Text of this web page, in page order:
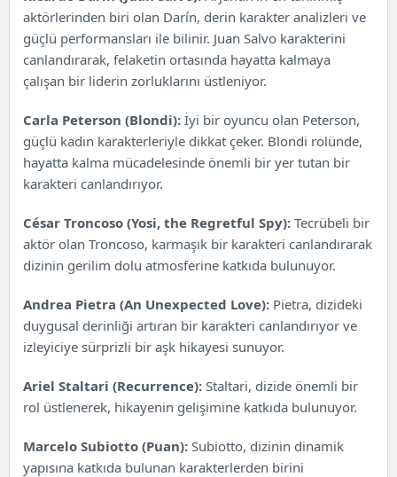
aktörlerinden biri olan Darín, derin karakter analizleri ve
güçlü performansları ile bilinir. Juan Salvo karakterini
canlandırarak, felaketin ortasında hayatta kalmaya
çalışan bir liderin zorluklarını üstleniyor.
Carla Peterson (Blondi): İyi bir oyuncu olan Peterson,
güçlü kadın karakterleriyle dikkat çeker. Blondi rolünde,
hayatta kalma mücadelesinde önemli bir yer tutan bir
karakteri canlandırıyor.
César Troncoso (Yosi, the Regretful Spy): Tecrübeli bir
aktör olan Troncoso, karmaşık bir karakteri canlandırarak
dizinin gerilim dolu atmosferine katkıda bulunuyor.
Andrea Pietra (An Unexpected Love): Pietra, dizideki
duygusal derinliği artıran bir karakteri canlandırıyor ve
izleyiciye sürprizli bir aşk hikayesi sunuyor.
Ariel Staltari (Recurrence): Staltari, dizide önemli bir
rol üstlenerek, hikayenin gelişimine katkıda bulunuyor.
Marcelo Subiotto (Puan): Subiotto, dizinin dinamik
yapısına katkıda bulunan karakterlerden birini